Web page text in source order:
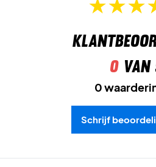
0van
0
Schrijf